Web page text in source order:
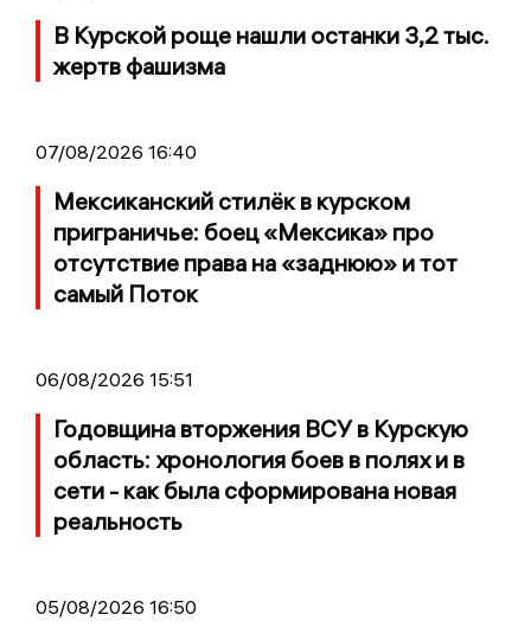
В Курской роще нашли останки 3,2 тыс.
жертв фашизма
07/08/2026 16:40
Мексиканский стилёк в курском
приграничье: боец «Мексика» про
отсутствие права на «заднюю» и тот
самый Поток
06/08/2026 15:51
Годовщина вторжения ВСУ в Курскую
область: хронология боев в полях и в
сети - как была сформирована новая
реальность
05/08/2026 16:50